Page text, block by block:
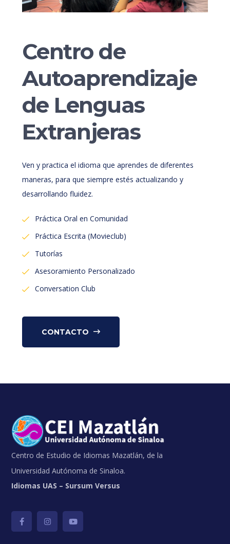
Centro de
Autoaprendizaje
de Lenguas
Extranjeras
Ven y practica el idioma que aprendes de diferentes
maneras, para que siempre estés actualizando y
desarrollando fluidez.
Práctica Oral en Comunidad
Práctica Escrita (Movieclub)
Tutorías
Asesoramiento Personalizado
Conversation Club
CONTACTO
Centro de Estudio de Idiomas Mazatlán, de la
Universidad Autónoma de Sinaloa.
Idiomas UAS – Sursum Versus